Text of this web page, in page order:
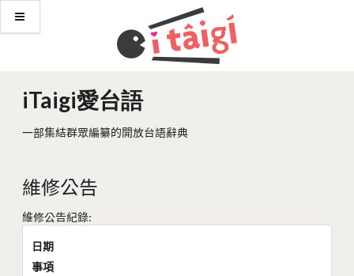
iTaigi愛台語
一部集結群眾編纂的開放台語辭典
維修公告
維修公告紀錄:
日期
事項